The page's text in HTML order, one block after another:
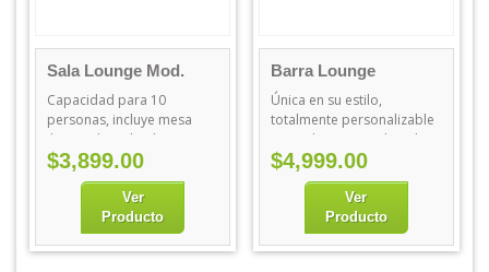
Sala Lounge Mod.
Imperia
Capacidad para 10
personas, incluye mesa
iluminada inalambrica,
para uso rudo.
$3,899.00
Ver
Producto
Barra Lounge
Iluminada Kambala
Única en su estilo,
totalmente personalizable
con tu logo o nombre de
tu negocio.
$4,999.00
Ver
Producto